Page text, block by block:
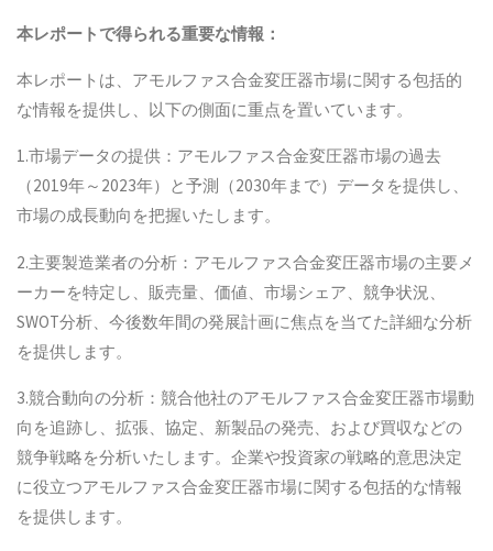
本レポートで得られる重要な情報：
本レポートは、アモルファス合金変圧器市場に関する包括的
な情報を提供し、以下の側面に重点を置いています。
1.市場データの提供：アモルファス合金変圧器市場の過去
（2019年～2023年）と予測（2030年まで）データを提供し、
市場の成長動向を把握いたします。
2.主要製造業者の分析：アモルファス合金変圧器市場の主要メ
ーカーを特定し、販売量、価値、市場シェア、競争状況、
SWOT分析、今後数年間の発展計画に焦点を当てた詳細な分析
を提供します。
3.競合動向の分析：競合他社のアモルファス合金変圧器市場動
向を追跡し、拡張、協定、新製品の発売、および買収などの
競争戦略を分析いたします。企業や投資家の戦略的意思決定
に役立つアモルファス合金変圧器市場に関する包括的な情報
を提供します。